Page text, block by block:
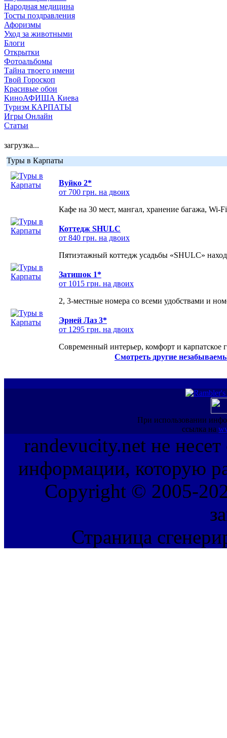
Народная медицина
Тосты поздравления
Афоризмы
Уход за животными
Блоги
Открытки
Фотоальбомы
Тайна твоего имени
Твой Гороскоп
Красивые обои
КиноАФИША Киева
Туризм КАРПАТЫ
Игры Онлайн
Статьи
загрузка...
Туры в Карпаты
Вуйко 2*
от 700 грн. на двоих
Кафе на 30 мест, мангал, хранение багажа, Wi-
Коттедж SHULC
от 840 грн. на двоих
Пятиэтажный коттедж усадьбы «SHULC»
Затишок 1*
от 1015 грн. на двоих
2, 3-местные номера со всеми удобствами и
Эрней Лаз 3*
от 1295 грн. на двоих
Современный интерьер, комфорт и карпатское
Смотреть другие
При использовании
ссылка на
randevucity.net не несет
информации, которую
Copyright © 2005-
Страница